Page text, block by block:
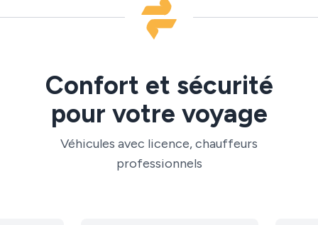
Confort et sécurité
pour votre voyage
Véhicules avec licence, chauffeurs
professionnels